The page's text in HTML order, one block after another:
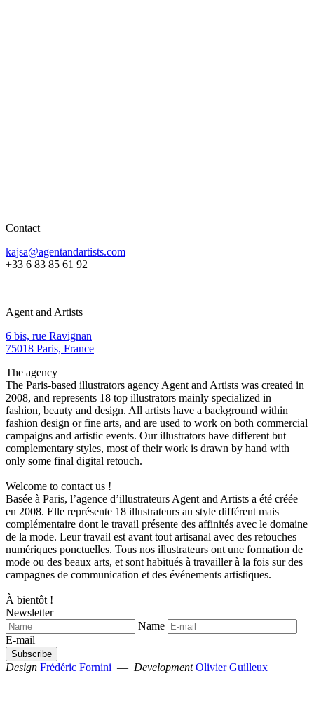
Contact
kajsa@agentandartists.com
+33 6 83 85 61 92
Agent and Artists
6 bis, rue Ravignan
75018 Paris, France
The agency
The Paris-based illustrators agency Agent and Artists was created in
2008, and represents 18 top illustrators mainly specialized in
fashion, beauty and design. All artists have a background within
fashion design or fine arts, and are used to work on both commercial
campaigns and artistic events. Our illustrators have different but
complementary styles, most of their work is drawn by hand with
only some final digital retouch.
Welcome to contact us !
Basée à Paris, l’agence d’illustrateurs Agent and Artists a été créée
en 2008. Elle représente 18 illustrateurs au style différent mais
complémentaire dont le travail présente des affinités avec le domaine
de la mode. Leur travail est avant tout artisanal avec des retouches
numériques ponctuelles. Tous nos illustrateurs ont une formation de
mode ou des beaux arts, et sont habitués à travailler à la fois sur des
campagnes de communication et des événements artistiques.
À bientôt !
Newsletter
Name
E-mail
Design Frédéric Fornini — Development Olivier Guilleux